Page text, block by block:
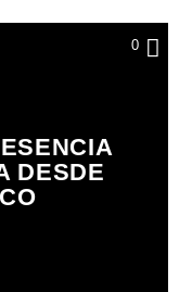
0
DESDE